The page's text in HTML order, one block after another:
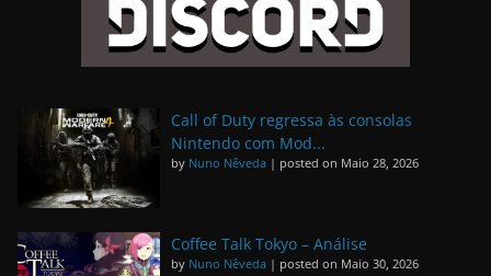
Call of Duty regressa às consolas
Nintendo com Mod...
by Nuno Nêveda | posted on Maio 28, 2026
Coffee Talk Tokyo – Análise
by Nuno Nêveda | posted on Maio 30, 2026